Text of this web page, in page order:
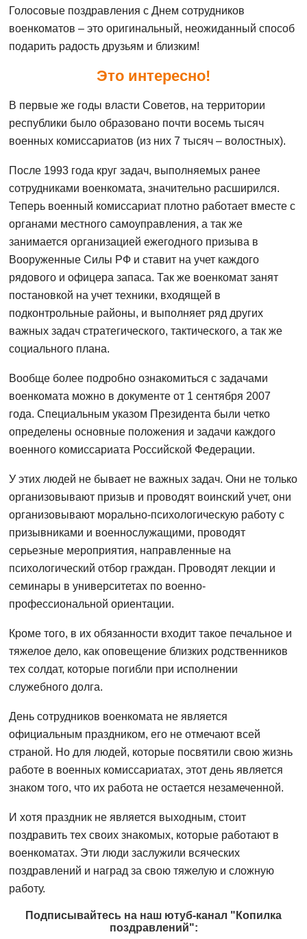
Голосовые поздравления с Днем сотрудников
военкоматов – это оригинальный, неожиданный способ
подарить радость друзьям и близким!
Это интересно!
В первые же годы власти Советов, на территории
республики было образовано почти восемь тысяч
военных комиссариатов (из них 7 тысяч – волостных).
После 1993 года круг задач, выполняемых ранее
сотрудниками военкомата, значительно расширился.
Теперь военный комиссариат плотно работает вместе с
органами местного самоуправления, а так же
занимается организацией ежегодного призыва в
Вооруженные Силы РФ и ставит на учет каждого
рядового и офицера запаса. Так же военкомат занят
постановкой на учет техники, входящей в
подконтрольные районы, и выполняет ряд других
важных задач стратегического, тактического, а так же
социального плана.
Вообще более подробно ознакомиться с задачами
военкомата можно в документе от 1 сентября 2007
года. Специальным указом Президента были четко
определены основные положения и задачи каждого
военного комиссариата Российской Федерации.
У этих людей не бывает не важных задач. Они не только
организовывают призыв и проводят воинский учет, они
организовывают морально-психологическую работу с
призывниками и военнослужащими, проводят
серьезные мероприятия, направленные на
психологический отбор граждан. Проводят лекции и
семинары в университетах по военно-
профессиональной ориентации.
Кроме того, в их обязанности входит такое печальное и
тяжелое дело, как оповещение близких родственников
тех солдат, которые погибли при исполнении
служебного долга.
День сотрудников военкомата не является
официальным праздником, его не отмечают всей
страной. Но для людей, которые посвятили свою жизнь
работе в военных комиссариатах, этот день является
знаком того, что их работа не остается незамеченной.
И хотя праздник не является выходным, стоит
поздравить тех своих знакомых, которые работают в
военкоматах. Эти люди заслужили всяческих
поздравлений и наград за свою тяжелую и сложную
работу.
Подписывайтесь на наш ютуб-канал "Копилка
поздравлений":